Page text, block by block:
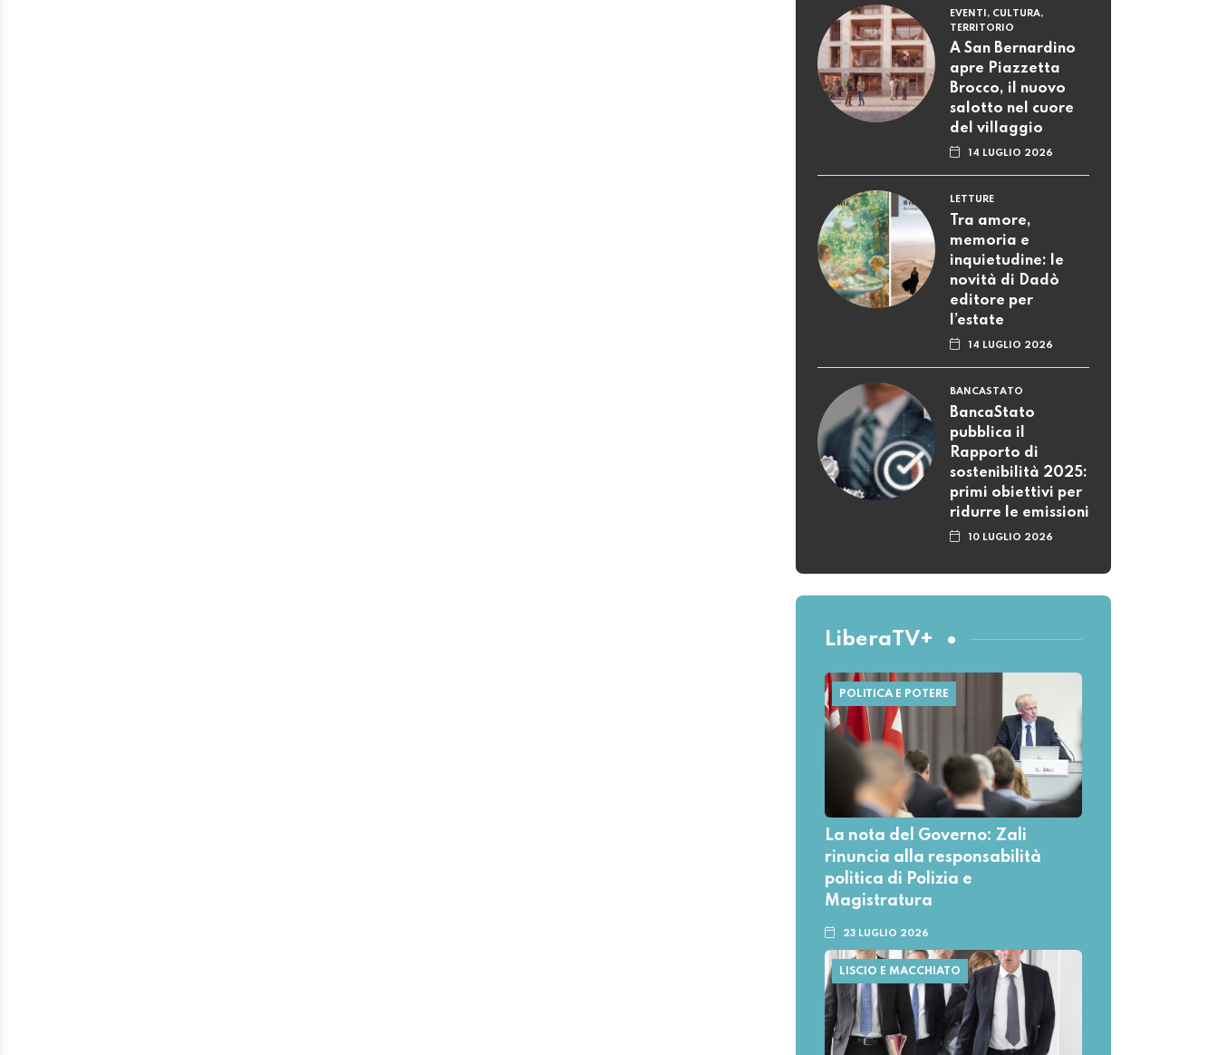
EVENTI, CULTURA,
TERRITORIO
A San Bernardino
apre Piazzetta
Brocco, il nuovo
salotto nel cuore
del villaggio
14 LUGLIO 2026
LETTURE
Tra amore,
memoria e
inquietudine: le
novità di Dadò
editore per
l’estate
14 LUGLIO 2026
BANCASTATO
BancaStato
pubblica il
Rapporto di
sostenibilità 2025:
primi obiettivi per
ridurre le emissioni
10 LUGLIO 2026
LiberaTV+
POLITICA E POTERE
La nota del Governo: Zali
rinuncia alla responsabilità
politica di Polizia e
Magistratura
23 LUGLIO 2026
LISCIO E MACCHIATO